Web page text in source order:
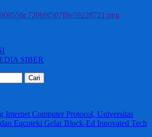
SIBER
Internet Computer Protocol, Universitas
Encoteki Gelar Block-Ed Innovated Tech